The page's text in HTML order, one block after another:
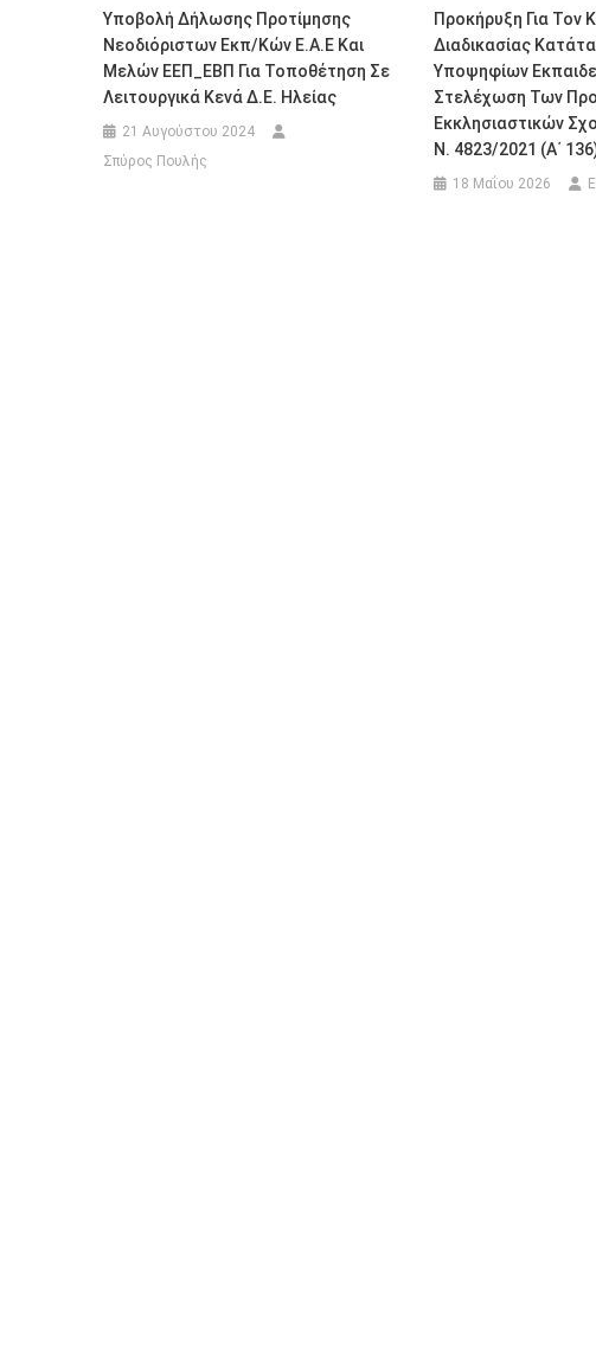
Υποβολή Δήλωσης Προτίμησης
Νεοδιόριστων Εκπ/κών Ε.Α.Ε Και
Μελών ΕΕΠ_ΕΒΠ Για Τοποθέτηση Σε
Λειτουργικά Κενά Δ.Ε. Ηλείας
21 Αυγούστου 2024
Σπύρος Πουλής
Προκήρυξη Για Τον
Διαδικασίας
Υποψηφίων
Στελέχωση Των
Εκκλησιαστικών
Ν. 4823/2021 (Α΄
18 Μαΐου 2026